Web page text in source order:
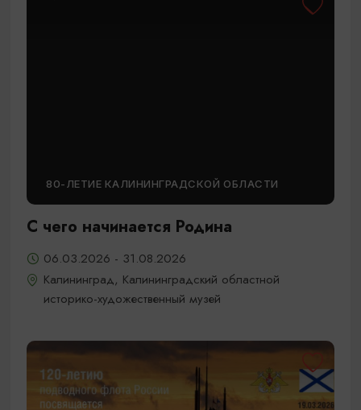
80-ЛЕТИЕ КАЛИНИНГРАДСКОЙ ОБЛАСТИ
С чего начинается Родина
06.03.2026 - 31.08.2026
Калининград, Калининградский областной
историко-художественный музей